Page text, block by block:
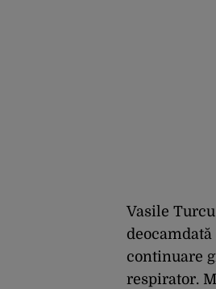
Vasile
continuare
respirator.